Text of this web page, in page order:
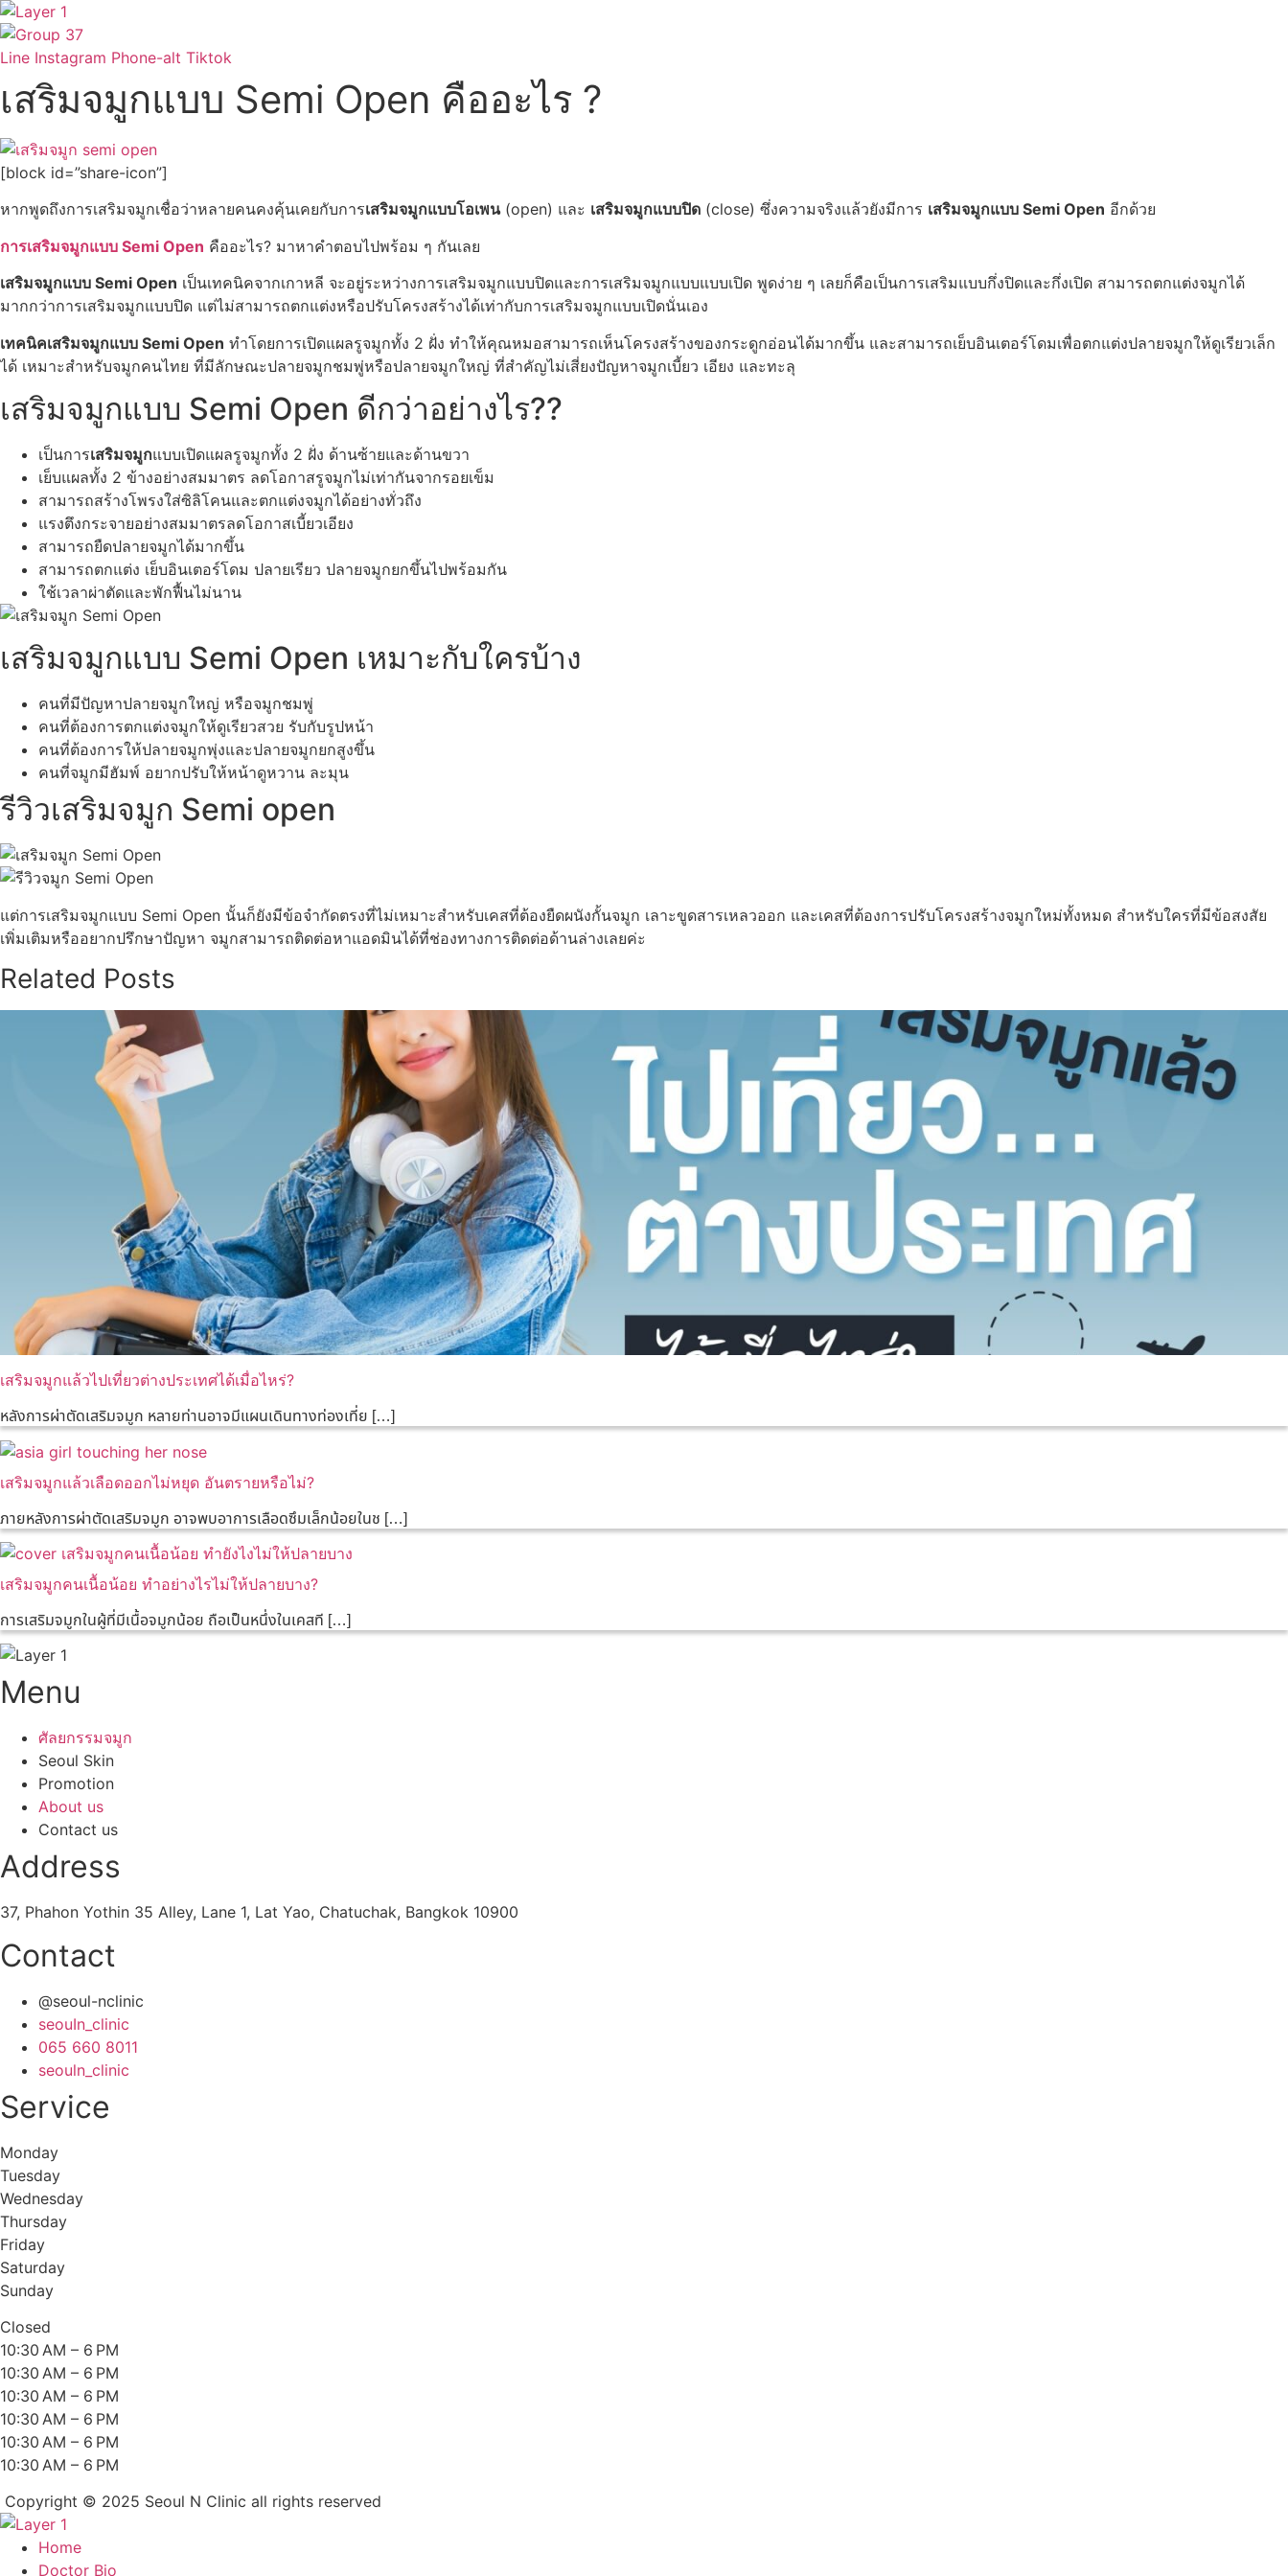
Skip
to
content
Line Instagram Phone-alt Tiktok
เสริมจมูกแบบ Semi Open คืออะไร ?
[block id=”share-icon”]
หากพูดถึงการเสริมจมูกเชื่อว่าหลายคนคงคุ้นเคยกับการเสริมจมูกแบบโอเพน(open) และ เสริมจมูกแบบปิด (close) ซึ่งความจริงแล้วยังมีการ เสริมจมูกแบบ Semi Open อีกด้วย
การเสริมจมูกแบบ Semi Open คืออะไร? มาหาคำตอบไปพร้อม ๆ กันเลย
เสริมจมูกแบบ Semi Open เป็นเทคนิคจากเกาหลี จะอยู่ระหว่างการเสริมจมูกแบบปิดและการเสริมจมูกแบบแบบเปิด พูดง่าย ๆ เลยก็คือเป็นการเสริมแบบกึ่งปิดและกึ่งเปิด สามารถตกแต่งจมูกได้
มากกว่าการเสริมจมูกแบบปิด แต่ไม่สามารถตกแต่งหรือปรับโครงสร้างได้เท่ากับการเสริมจมูกแบบเปิดนั่นเอง
เทคนิคเสริมจมูกแบบ Semi Open ทำโดยการเปิดแผลรูจมูกทั้ง 2 ฝั่ง ทำให้คุณหมอสามารถเห็นโครงสร้างของกระดูกอ่อนได้มากขึ้น และสามารถเย็บอินเตอร์โดมเพื่อตกแต่งปลายจมูกให้ดูเรียวเล็ก
ได้ เหมาะสำหรับจมูกคนไทย ที่มีลักษณะปลายจมูกชมพู่หรือปลายจมูกใหญ่ ที่สำคัญไม่เสี่ยงปัญหาจมูกเบี้ยว เอียง และทะลุ
เสริมจมูกแบบ Semi Open ดีกว่าอย่างไร??
เป็นการเสริมจมูกแบบเปิดแผลรูจมูกทั้ง 2 ฝั่ง ด้านซ้ายและด้านขวา
เย็บแผลทั้ง 2 ข้างอย่างสมมาตร ลดโอกาสรูจมูกไม่เท่ากันจากรอยเข็ม
สามารถสร้างโพรงใส่ซิลิโคนและตกแต่งจมูกได้อย่างทั่วถึง
แรงตึงกระจายอย่างสมมาตรลดโอกาสเบี้ยวเอียง
สามารถยืดปลายจมูกได้มากขึ้น
สามารถตกแต่ง เย็บอินเตอร์โดม ปลายเรียว ปลายจมูกยกขึ้นไปพร้อมกัน
ใช้เวลาผ่าตัดและพักฟื้นไม่นาน
เสริมจมูกแบบ Semi Open เหมาะกับใครบ้าง
คนที่มีปัญหาปลายจมูกใหญ่ หรือจมูกชมพู่
คนที่ต้องการตกแต่งจมูกให้ดูเรียวสวย รับกับรูปหน้า
คนที่ต้องการให้ปลายจมูกพุ่งและปลายจมูกยกสูงขึ้น
คนที่จมูกมีฮัมพ์ อยากปรับให้หน้าดูหวาน ละมุน
รีวิวเสริมจมูก Semi open
แต่การเสริมจมูกแบบ Semi Open นั้นก็ยังมีข้อจำกัดตรงที่ไม่เหมาะสำหรับเคสที่ต้องยืดผนังกั้นจมูก เลาะขูดสารเหลวออก และเคสที่ต้องการปรับโครงสร้างจมูกใหม่ทั้งหมด สำหรับใครที่มีข้อสงสัย
เพิ่มเติมหรืออยากปรึกษาปัญหา จมูกสามารถติดต่อหาแอดมินได้ที่ช่องทางการติดต่อด้านล่างเลยค่ะ
Related Posts
เสริมจมูกแล้วไปเที่ยวต่างประเทศได้เมื่อไหร่?
หลังการผ่าตัดเสริมจมูก หลายท่านอาจมีแผนเดินทางท่องเที่ย […]
เสริมจมูกแล้วเลือดออกไม่หยุด อันตรายหรือไม่?
ภายหลังการผ่าตัดเสริมจมูก อาจพบอาการเลือดซึมเล็กน้อยในช […]
เสริมจมูกคนเนื้อน้อย ทำอย่างไรไม่ให้ปลายบาง?
การเสริมจมูกในผู้ที่มีเนื้อจมูกน้อย ถือเป็นหนึ่งในเคสที […]
Menu
ศัลยกรรมจมูก
Seoul Skin
Promotion
About us
Contact us
Address
37, Phahon Yothin 35 Alley, Lane 1, Lat Yao, Chatuchak, Bangkok 10900
Contact
@seoul-nclinic
seouIn_clinic
065 660 8011
seouln_clinic
Service
Monday
Tuesday
Wednesday
Thursday
Friday
Saturday
Sunday
Closed
10:30 AM – 6 PM
10:30 AM – 6 PM
10:30 AM – 6 PM
10:30 AM – 6 PM
10:30 AM – 6 PM
10:30 AM – 6 PM
Copyright © 2025 Seoul N Clinic all rights reserved
Home
Doctor Bio